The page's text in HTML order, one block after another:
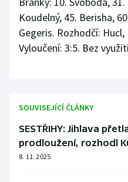
Koudelný, 45. Berisha,
Gegeris. Rozhodčí:
Vyloučení: 3:5. Bez
SOUVISEJÍCÍ ČLÁNKY
SESTŘIHY: Jihlava
prodloužení, rozhodl
8. 11. 2025